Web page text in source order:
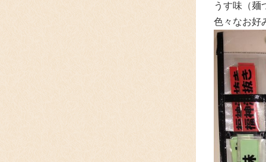
うす味（麺
色々なお好